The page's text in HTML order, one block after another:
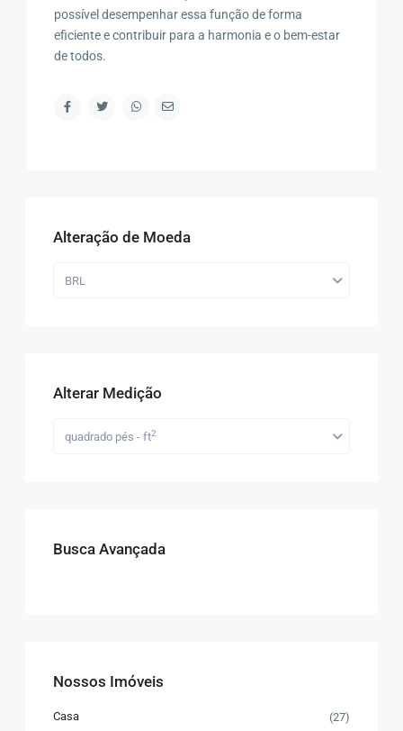
possível desempenhar essa função de forma
eficiente e contribuir para a harmonia e o bem-estar
de todos.
Alteração de Moeda
BRL
Alterar Medição
quadrado pés - ft2
Busca Avançada
Nossos Imóveis
Casa (27)